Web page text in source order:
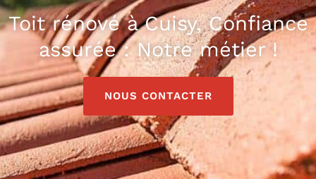
Toit rénové à Cuisy, Confiance
assurée : Notre métier !
NOUS CONTACTER